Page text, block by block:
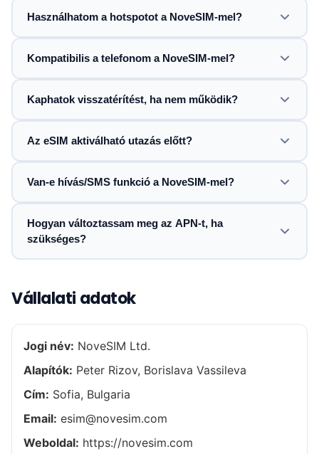
Használhatom a hotspotot a NoveSIM-mel?
Kompatibilis a telefonom a NoveSIM-mel?
Kaphatok visszatérítést, ha nem működik?
Az eSIM aktiválható utazás előtt?
Van-e hívás/SMS funkció a NoveSIM-mel?
Hogyan változtassam meg az APN-t, ha
szükséges?
Vállalati adatok
Jogi név: NoveSIM Ltd.
Alapítók: Peter Rizov, Borislava Vassileva
Cím: Sofia, Bulgaria
Email: esim@novesim.com
Weboldal: https://novesim.com